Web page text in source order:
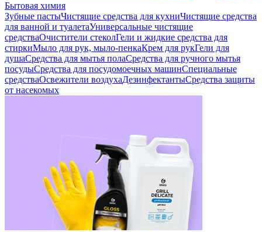
Бытовая химия
Зубные пастыЧистящие средства для кухниЧистящие средства
для ванной и туалетаУниверсальные чистящие
средстваОчистители стеколГели и жидкие средства для
стиркиМыло для рук, мыло-пенкаКрем для рукГели для
душаСредства для мытья полаСредства для ручного мытья
посудыСредства для посудомоечных машинСпециальные
средстваОсвежители воздухаДезинфектантыСредства защиты
от насекомых